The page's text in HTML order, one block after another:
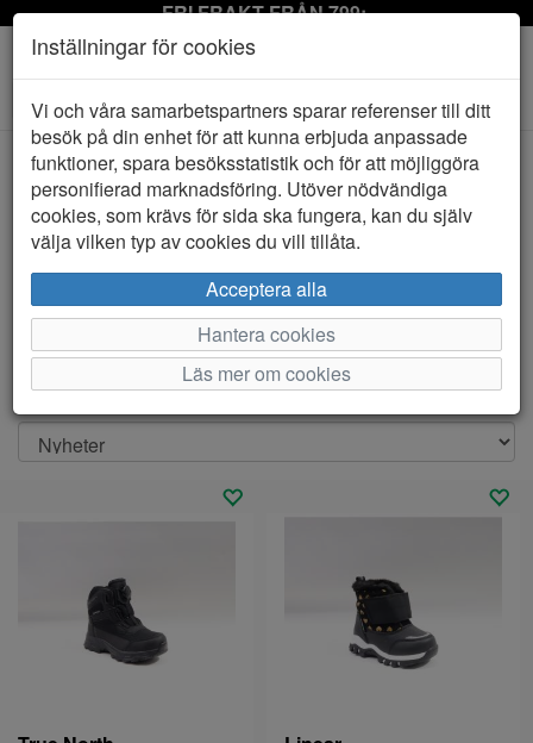
FRI FRAKT FRÅN 799:-
Toggle
navigation
Visa filter
Varmfodrade vinterskor och kängor till barn
och junior
I detta sortimentet av vinterskor till barn och junior har vi
samlat skor som ska förhi...
Visa mer
Inställningar för cookies
Vi och våra samarbetspartners sparar referenser till ditt
besök på din enhet för att kunna erbjuda anpassade
funktioner, spara besöksstatistik och för att möjliggöra
personifierad marknadsföring. Utöver nödvändiga
cookies, som krävs för sida ska fungera, kan du själv
välja vilken typ av cookies du vill tillåta.
Acceptera alla
Hantera cookies
Läs mer om cookies